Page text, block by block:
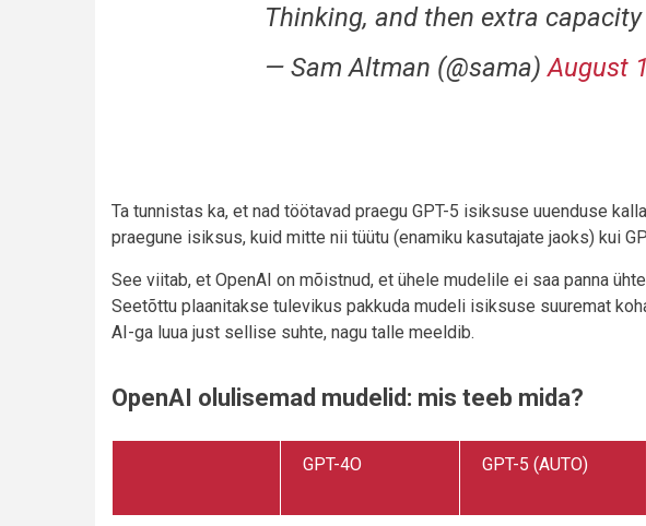
Thinking, and then extra
— Sam Altman (@sama)August
Ta tunnistas ka, et nad töötavad praegu GPT-5 isiksuse uuenduse
praegune isiksus, kuid mitte nii tüütu (enamiku kasutajate jaoks) kui
See viitab, et OpenAI on mõistnud, et ühele mudelile ei saa panna
Seetõttu plaanitakse tulevikus pakkuda mudeli isiksuse suuremat
AI-ga luua just sellise suhte, nagu talle meeldib.
OpenAI olulisemad mudelid: mis teeb mida?
GPT-4O GPT-5 (AUTO)